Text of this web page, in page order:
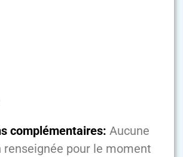
complémentaires: Aucune
pour le moment